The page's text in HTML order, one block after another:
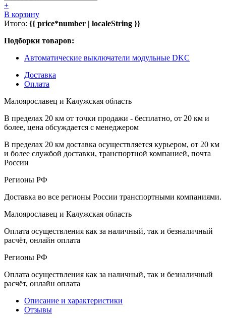
+
В корзину
Итого: {{ price*number | localeString }}
Подборки товаров:
Автоматические выключатели модульные DKC
Доставка
Оплата
Малоярославец и Калужская область
В пределах 20 км от точки продажи - бесплатно, от 20 км и
более, цена обсуждается с менеджером
В пределах 20 км доставка осуществляется курьером, от 20 км
и более службой доставки, транспортной компанией, почта
России
Регионы РФ
Доставка во все регионы России транспортными компаниями.
Малоярославец и Калужская область
Оплата осуществления как за наличный, так и безналичный
расчёт, онлайн оплата
Регионы РФ
Оплата осуществления как за наличный, так и безналичный
расчёт, онлайн оплата
Описание и характеристики
Отзывы